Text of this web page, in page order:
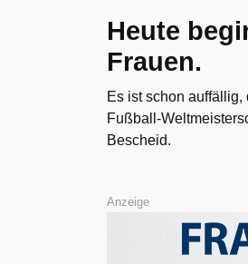
Heute
Frauen.
Es ist schon
Fußball-
Bescheid.
Anzeige